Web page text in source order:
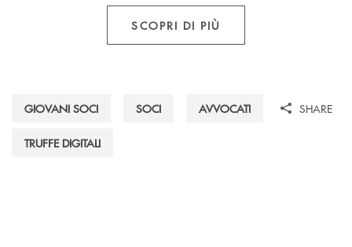
SCOPRI DI PIÙ
GIOVANI SOCI SOCI AVVOCATI
TRUFFE DIGITALI
SHARE